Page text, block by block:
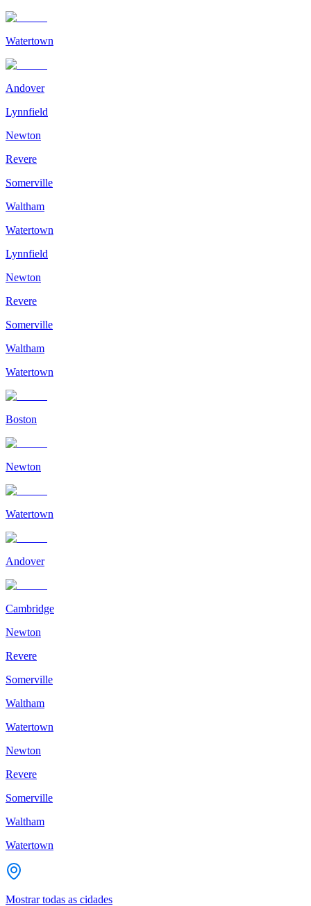
Watertown
Andover
Lynnfield
Newton
Revere
Somerville
Waltham
Watertown
Lynnfield
Newton
Revere
Somerville
Waltham
Watertown
Boston
Newton
Watertown
Andover
Cambridge
Newton
Revere
Somerville
Waltham
Watertown
Newton
Revere
Somerville
Waltham
Watertown
Mostrar todas as cidades